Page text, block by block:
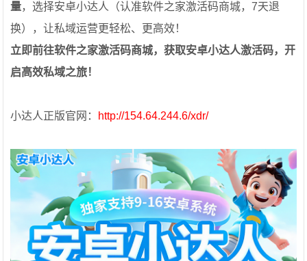
量，选择安卓小达人（认准软件之家激活码商城，7天退
换），让私域运营更轻松、更高效！
立即前往软件之家激活码商城，获取安卓小达人激活码，开
启高效私域之旅！
小达人正版官网： http://154.64.244.6/xdr/